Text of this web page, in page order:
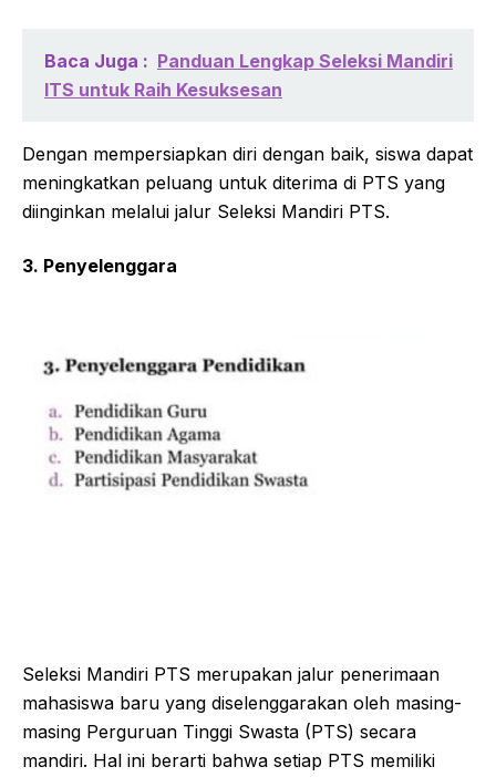
Baca Juga : Panduan Lengkap Seleksi Mandiri
ITS untuk Raih Kesuksesan
Dengan mempersiapkan diri dengan baik, siswa dapat
meningkatkan peluang untuk diterima di PTS yang
diinginkan melalui jalur Seleksi Mandiri PTS.
3. Penyelenggara
Seleksi Mandiri PTS merupakan jalur penerimaan
mahasiswa baru yang diselenggarakan oleh masing-
masing Perguruan Tinggi Swasta (PTS) secara
mandiri. Hal ini berarti bahwa setiap PTS memiliki